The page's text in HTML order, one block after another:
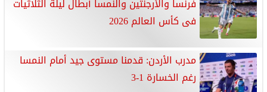
فرنسا والأرجنتين والنمسا أبطال ليلة الثلاثيات
فى كأس العالم 2026
مدرب الأردن: قدمنا مستوى جيد أمام النمسا
رغم الخسارة 1-3